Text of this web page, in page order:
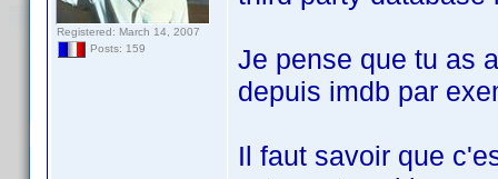
Registered: March 14, 2007
Posts: 159
Je pense que tu as
depuis imdb par
Il faut savoir que